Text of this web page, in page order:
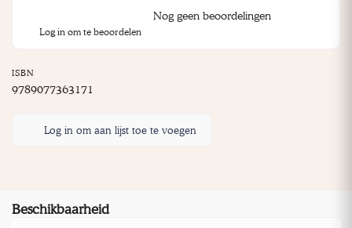
Nog geen beoordelingen
Log in om te beoordelen
ISBN
9789077363171
Log in om aan lijst toe te voegen
Beschikbaarheid